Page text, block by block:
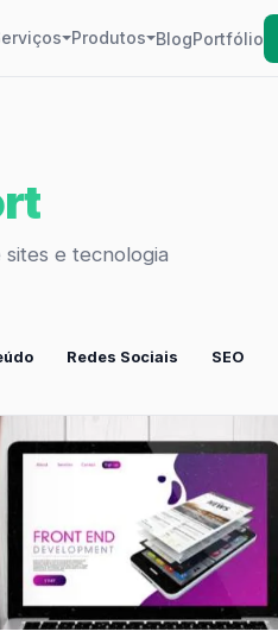
Produtos BlogPortfólio
e tecnologia
Redes Sociais SEO